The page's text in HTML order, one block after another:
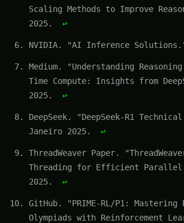
Scaling Methods to Improve
2025.
↩
NVIDIA. "AI Inference
Medium. "Understanding
Time Compute: Insights from
2025.
↩
DeepSeek. "DeepSeek-R1
Janeiro 2025.
↩
ThreadWeaver Paper.
Threading for Efficient Parallel
2025.
↩
GitHub. "PRIME-RL/P1: Mastering
Olympiads with Reinforcement